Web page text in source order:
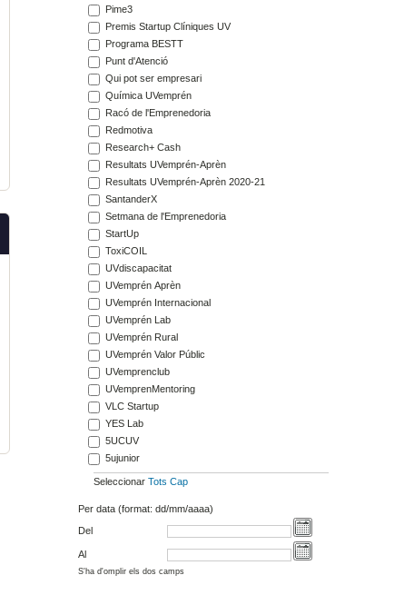
Pime3
Premis Startup Clíniques UV
Programa BESTT
Punt d'Atenció
Qui pot ser empresari
Química UVemprén
Racó de l'Emprenedoria
Redmotiva
Research+ Cash
Resultats UVemprén-Aprèn
Resultats UVemprén-Aprèn 2020-21
SantanderX
Setmana de l'Emprenedoria
StartUp
ToxiCOIL
UVdiscapacitat
UVemprén Aprèn
UVemprén Internacional
UVemprén Lab
UVemprén Rural
UVemprén Valor Públic
UVemprenclub
UVemprenMentoring
VLC Startup
YES Lab
5UCUV
5ujunior
Seleccionar Tots Cap
Per data (format: dd/mm/aaaa)
Del
Al
S'ha d'omplir els dos camps